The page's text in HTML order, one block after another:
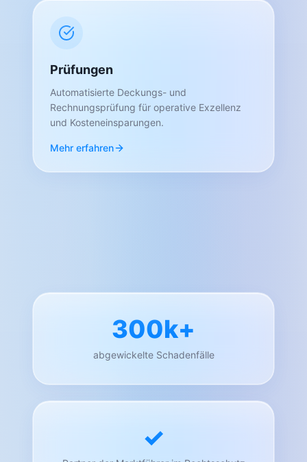
Prüfungen
Automatisierte Deckungs- und
Rechnungsprüfung für operative Exzellenz
und Kosteneinsparungen.
Mehr erfahren
300k+
abgewickelte Schadenfälle
✓